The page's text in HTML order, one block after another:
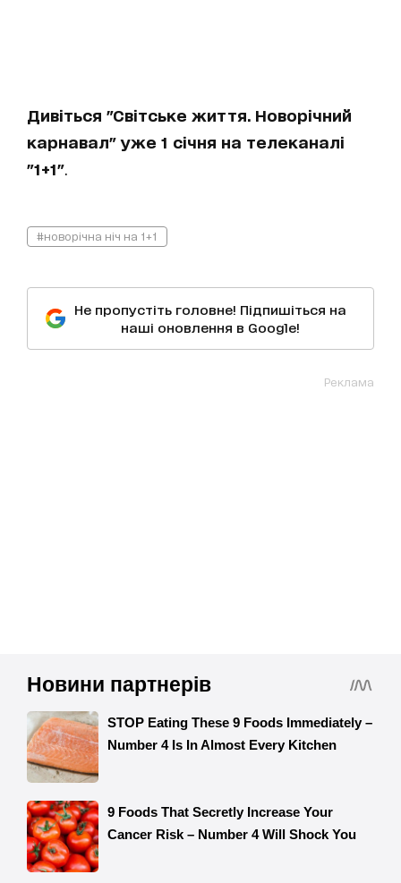
Дивіться "Світське життя. Новорічний
карнавал" уже 1 січня на телеканалі
"1+1"
#новорічна ніч на 1+1
Не пропустіть головне! Підпишіться на
наші оновлення в Google!
Реклама